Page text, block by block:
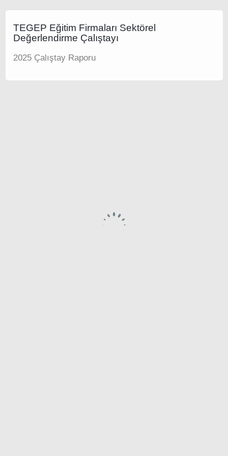
TEGEP Eğitim Firmaları Sektörel
Değerlendirme Çalıştayı
2025 Çalıştay Raporu